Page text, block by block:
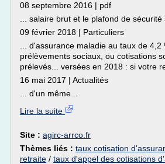
08 septembre 2016 | pdf
... salaire brut et le plafond de sécurité
09 février 2018 | Particuliers
... d'assurance maladie au taux de 4,2
prélèvements sociaux, ou cotisations
prélevés... versées en 2018 : si votre
16 mai 2017 | Actualités
... d'un même...
Lire la suite
Site : agirc-arrco.fr
Thèmes liés : taux cotisation
retraite / taux d'appel des cotisations